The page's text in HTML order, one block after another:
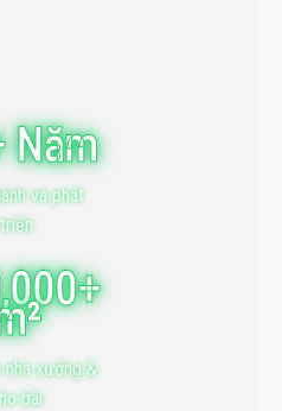
Năm
và phát
triển
nhà xưởng &
bãi